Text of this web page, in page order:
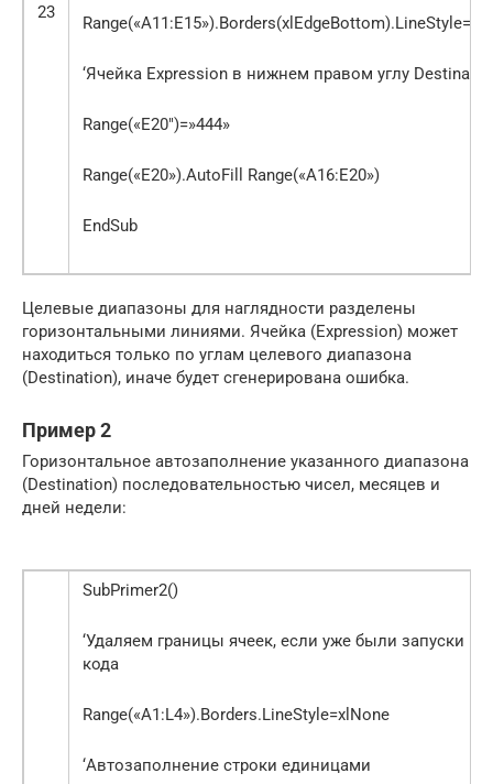
23
‘Ячейка Expression в нижнем правом углу
Range(«E20″)=»444»
Range(«E20»).AutoFill Range(«A16:E20»)
EndSub
Целевые диапазоны для наглядности разделены
горизонтальными линиями. Ячейка (Expression) может
находиться только по углам целевого диапазона
(Destination), иначе будет сгенерирована ошибка.
Пример 2
Горизонтальное автозаполнение указанного диапазона
(Destination) последовательностью чисел, месяцев и
дней недели:
SubPrimer2()
‘Удаляем границы ячеек, если уже были запуски
кода
Range(«A1:L4»).Borders.LineStyle=xlNone
‘Автозаполнение строки единицами